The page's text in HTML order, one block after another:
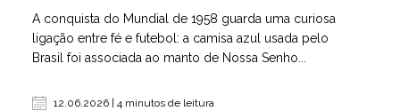
A conquista do Mundial de 1958 guarda uma curiosa
ligação entre fé e futebol: a camisa azul usada pelo
Brasil foi associada ao manto de Nossa Senho...
12.06.2026 | 4 minutos de leitura